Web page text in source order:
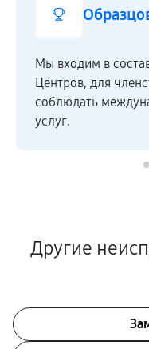
Мы входим в
Центров, для
соблюдать
услуг.
Другие